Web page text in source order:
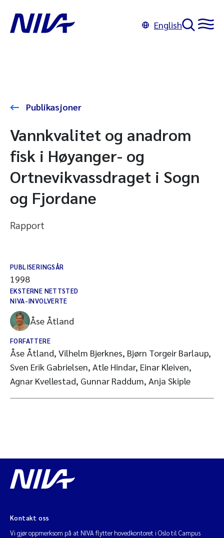
English
Publikasjoner
Vannkvalitet og anadrom
fisk i Høyanger- og
Ortnevikvassdraget i Sogn
og Fjordane
Rapport
PUBLISERINGSÅR
1998
EKSTERNE NETTSTED
NIVA-INVOLVERTE
Åse Åtland
FORFATTERE
Åse Åtland, Vilhelm Bjerknes, Bjørn Torgeir Barlaup,
Sven Erik Gabrielsen, Atle Hindar, Einar Kleiven,
Agnar Kvellestad, Gunnar Raddum, Anja Skiple
Kontakt oss
Vi gjør oppmerksom på at NIVA flytter hovedkontoret i Oslo til Campus